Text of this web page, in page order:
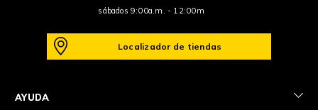
sábados 9:00a.m. - 12:00m
Localizador de tiendas
AYUDA +